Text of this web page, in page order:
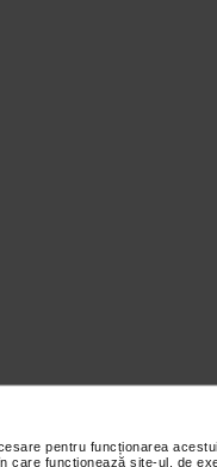
pentru funcționarea
care funcționează site-ul, de